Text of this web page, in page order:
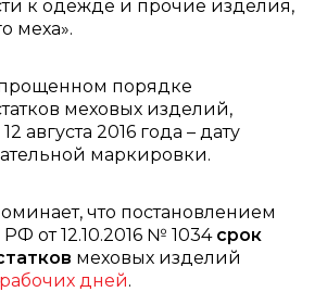
к одежде и прочие изделия,
меха».
порядке
меховых изделий,
августа 2016 года – дату
маркировки.
что постановлением
от 12.10.2016 № 1034 срок
меховых изделий
дней.